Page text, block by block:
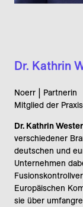
Dr. Kathrin
Noerr | Partnerin
Mitglied der
Dr. Kathrin
verschiedener
deutschen und
Unternehmen
Europäischen
sie über